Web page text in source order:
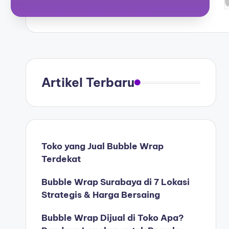
Artikel Terbaru
Toko yang Jual Bubble Wrap
Terdekat
Bubble Wrap Surabaya di 7 Lokasi
Strategis & Harga Bersaing
Bubble Wrap Dijual di Toko Apa?